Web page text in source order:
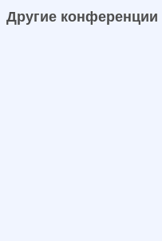
Другие конференции